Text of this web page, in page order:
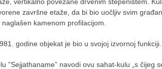
završne etaže, da bi bio uočljiv svim
kamenom profilacijom.
godine objekat je bio u svojoj izvornoj funkciji.
”Sejjathaname” navodi ovu sahat-kulu „s čijeg